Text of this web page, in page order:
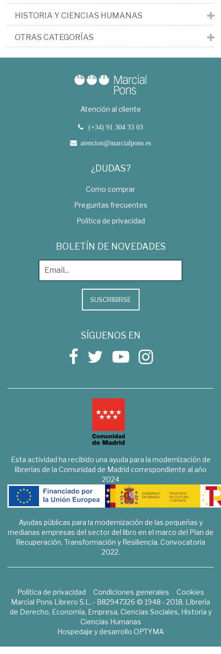
HISTORIA Y CIENCIAS HUMANAS
OTRAS CATEGORÍAS
Atención al cliente
(+34) 91 304 33 03
atencion@marcialpons.es
¿DUDAS?
Como comprar
Preguntas frecuentes
Política de privacidad
BOLETÍN DE NOVEDADES
SUSCRIBIRSE
SÍGUENOS EN
Esta actividad ha recibido una ayuda para la modernización de
librerías de la Comunidad de Madrid correspondiente al año
2024
Ayudas públicas para la modernización de las pequeñas y
medianas empresas del sector del libro en el marco del Plan de
Recuperación, Transformación y Resiliencia. Convocatoria
2022.
Política de privacidad Condiciones generales
Cookies
Marcial Pons Librero S.L. - B82947326 © 1948 - 2018. Librería
de Derecho, Economía, Empresa, Ciencias Sociales, Historia y
Ciencias Humanas
Hospedaje y desarrollo OPTYMA